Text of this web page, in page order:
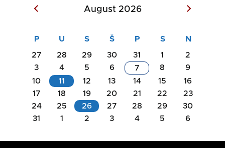
August 2026
27 28 29 30 31 1
2
3
4 5 6 7 8
9
10
11 12 13 14 15
16
17
18 19 20 21 22
23
24
25 26 27 28 29
30
31
1 2 3 4 5 6
Akcie
na
11.08.2026
na